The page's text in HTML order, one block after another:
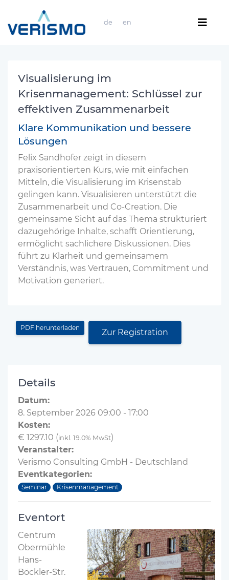
de en
Visualisierung im
Krisenmanagement: Schlüssel zur
effektiven Zusammenarbeit
Klare Kommunikation und bessere
Lösungen
Felix Sandhofer zeigt in diesem
praxisorientierten Kurs, wie mit einfachen
Mitteln, die Visualisierung im Krisenstab
gelingen kann. Visualisieren unterstützt die
Zusammenarbeit und Co-Creation. Die
gemeinsame Sicht auf das Thema strukturiert
dazugehörige Inhalte, schafft Orientierung,
ermöglicht sachlichere Diskussionen. Dies
führt zu Klarheit und gemeinsamem
Verständnis, was Vertrauen, Commitment und
Motivation generiert.
PDF herunterladen Zur Registration
Details
Datum:
8. September 2026 09:00 - 17:00
Kosten:
€ 1297.10 (inkl. 19.0% MwSt)
Veranstalter:
Verismo Consulting GmbH - Deutschland
Eventkategorien:
Seminar Krisenmanagement
Eventort
Centrum
Obermühle
Hans-
Böckler-Str.